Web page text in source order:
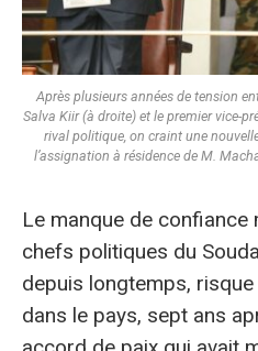
Après plusieurs années de tension
Salva Kiir (à droite) et le premier vice-
rival politique, on craint une
l’assignation à résidence de M.
Le manque de confiance
chefs politiques du
depuis longtemps,
dans le pays, sept ans